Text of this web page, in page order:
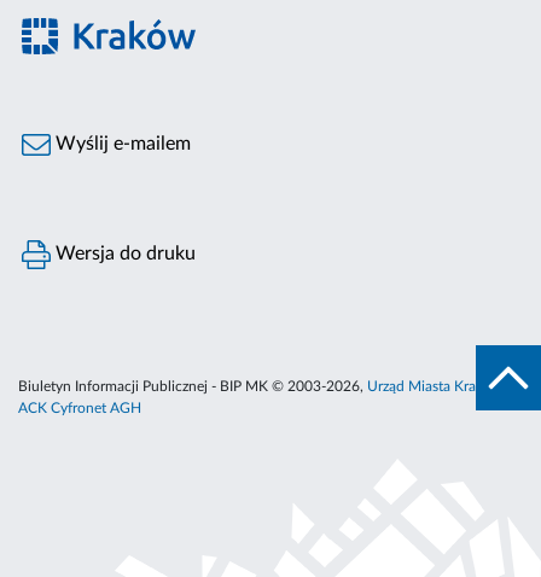
Wyślij e-mailem
Wersja do druku
Biuletyn Informacji Publicznej - BIP MK © 2003-2026, Urząd Miasta Krakowa
ACK Cyfronet AGH